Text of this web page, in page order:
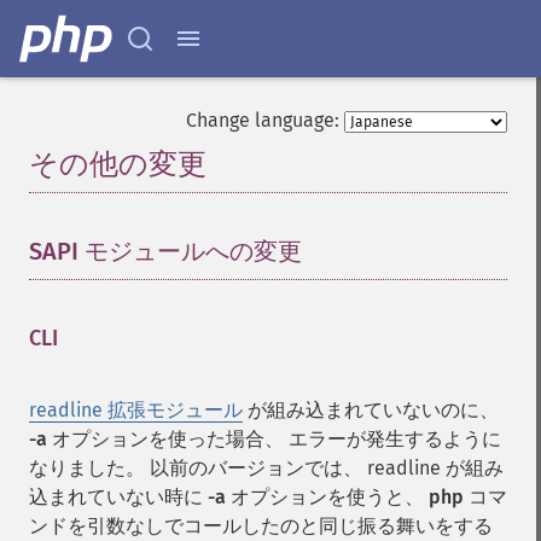
Change language:
その他の変更
SAPI モジュールへの変更
CLI
readline 拡張モジュール が組み込まれていないのに、
-a オプションを使った場合、 エラーが発生するように
なりました。 以前のバージョンでは、 readline が組み
込まれていない時に -a オプションを使うと、 php コマ
ンドを引数なしでコールしたのと同じ振る舞いをする